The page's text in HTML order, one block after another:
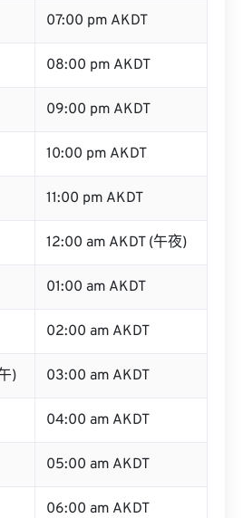
07:00 pm AKDT
08:00 pm AKDT
09:00 pm AKDT
10:00 pm AKDT
11:00 pm AKDT
12:00 am AKDT (午夜)
01:00 am AKDT
02:00 am AKDT
) 03:00 am AKDT
04:00 am AKDT
05:00 am AKDT
06:00 am AKDT